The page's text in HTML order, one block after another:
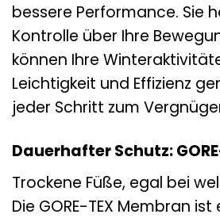
bessere Performance. Sie
Kontrolle über Ihre
können Ihre
Leichtigkeit und Effizienz
jeder Schritt zum
Dauerhafter Schutz:
Trockene Füße, egal bei
Die GORE-TEX Membran ist